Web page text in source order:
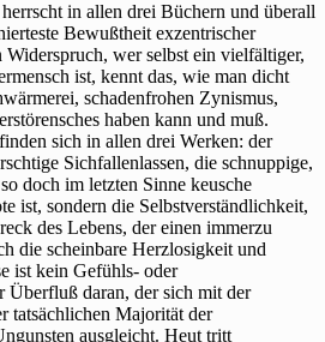
in allen drei Büchern und überall
Bewußtheit exzentrischer
wer selbst ein vielfältiger,
ist, kennt das, wie man dicht
schadenfrohen Zynismus,
haben kann und muß.
sich in allen drei Werken: der
Sichfallenlassen, die schnuppige,
doch im letzten Sinne keusche
ist, sondern die Selbstverständlichkeit,
des Lebens, der einen immerzu
die scheinbare Herzlosigkeit und
ist kein Gefühls- oder
Überfluß daran, der sich mit der
tatsächlichen Majorität der
ausgleicht. Heut tritt